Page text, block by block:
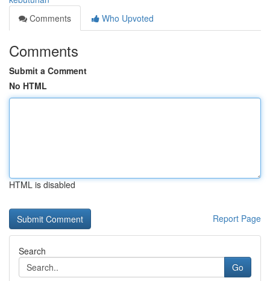
Comments
Who Upvoted
Comments
Submit a Comment
No HTML
HTML is disabled
Report Page
Search
Go